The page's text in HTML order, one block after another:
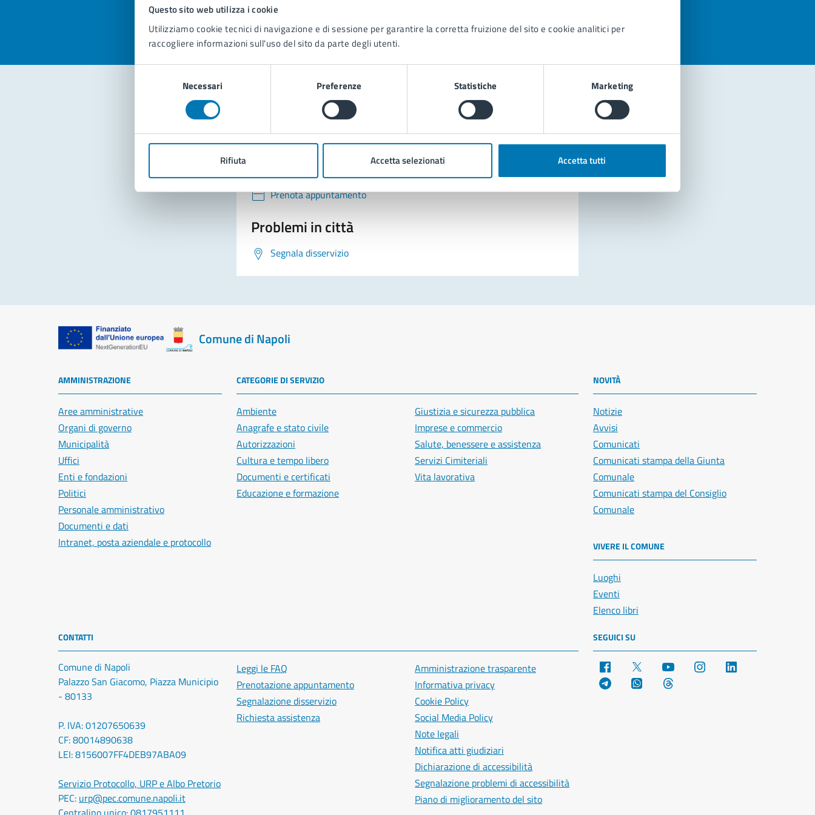
Questo sito web utilizza i cookie
Utilizziamo cookie tecnici di navigazione e di sessione per garantire la corretta fruizione del sito e cookie analitici per
raccogliere informazioni sull'uso del sito da parte degli utenti.
Necessari Preferenze Statistiche Marketing
Rifiuta Accetta selezionati Accetta tutti
Valuta 3 stelle su 5
Valuta 2 stelle su 5
Valuta 1 stelle su 5
Contatta il comune
Leggi le domande frequenti
Prenota appuntamento
Problemi in città
Segnala disservizio
Comune di Napoli
AMMINISTRAZIONE
Aree amministrative
Organi di governo
Municipalità
Uffici
Enti e fondazioni
Politici
Personale amministrativo
Documenti e dati
Intranet, posta aziendale e protocollo
CATEGORIE DI SERVIZIO
Ambiente
Anagrafe e stato civile
Autorizzazioni
Cultura e tempo libero
Documenti e certificati
Educazione e formazione
Giustizia e sicurezza pubblica
Imprese e commercio
Salute, benessere e assistenza
Servizi Cimiteriali
Vita lavorativa
NOVITÀ
Notizie
Avvisi
Comunicati
Comunicati stampa della Giunta
Comunale
Comunicati stampa del Consiglio
Comunale
VIVERE IL COMUNE
Luoghi
Eventi
Elenco libri
CONTATTI
Comune di Napoli
Palazzo San Giacomo, Piazza Municipio
- 80133
P. IVA: 01207650639
CF: 80014890638
LEI: 8156007FF4DEB97ABA09
Servizio Protocollo, URP e Albo Pretorio
PEC: urp@pec.comune.napoli.it
Leggi le FAQ
Prenotazione appuntamento
Segnalazione disservizio
Richiesta assistenza
Amministrazione trasparente
Informativa privacy
Cookie Policy
Social Media Policy
Note legali
Notifica atti giudiziari
Dichiarazione di accessibilità
Segnalazione problemi di accessibilità
Piano di miglioramento del sito
SEGUICI SU
Facebook YouTube Instagram
Telegram WhatsApp